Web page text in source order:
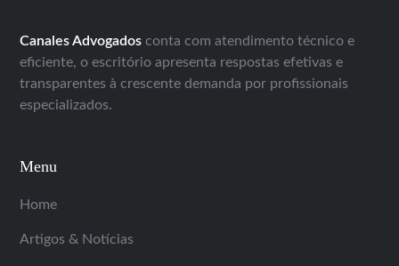
Canales Advogados conta com atendimento técnico e
eficiente, o escritório apresenta respostas efetivas e
transparentes à crescente demanda por profissionais
especializados.
Menu
Home
Artigos & Notícias